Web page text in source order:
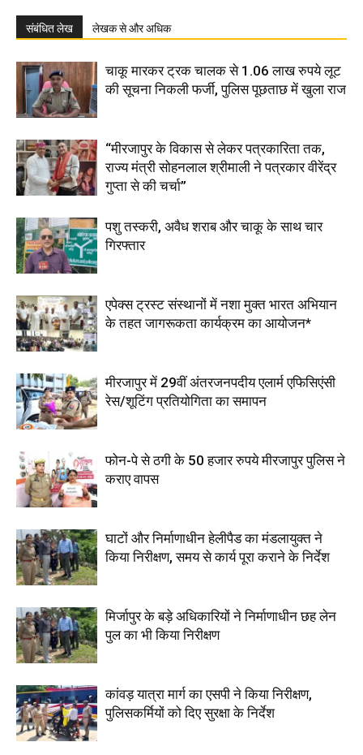
संबंधित लेख लेखक से और अधिक
चाकू मारकर ट्रक चालक से 1.06 लाख रुपये लूट
की सूचना निकली फर्जी, पुलिस पूछताछ में खुला राज
“मीरजापुर के विकास से लेकर पत्रकारिता तक,
राज्य मंत्री सोहनलाल श्रीमाली ने पत्रकार वीरेंद्र
गुप्ता से की चर्चा”
पशु तस्करी, अवैध शराब और चाकू के साथ चार
गिरफ्तार
एपेक्स ट्रस्ट संस्थानों में नशा मुक्त भारत अभियान
के तहत जागरूकता कार्यक्रम का आयोजन*
मीरजापुर में 29वीं अंतरजनपदीय एलार्म एफिसिएंसी
रेस/शूटिंग प्रतियोगिता का समापन
फोन-पे से ठगी के 50 हजार रुपये मीरजापुर पुलिस ने
कराए वापस
घाटों और निर्माणाधीन हेलीपैड का मंडलायुक्त ने
किया निरीक्षण, समय से कार्य पूरा कराने के निर्देश
मिर्जापुर के बड़े अधिकारियों ने निर्माणाधीन छह लेन
पुल का भी किया निरीक्षण
कांवड़ यात्रा मार्ग का एसपी ने किया निरीक्षण,
पुलिसकर्मियों को दिए सुरक्षा के निर्देश